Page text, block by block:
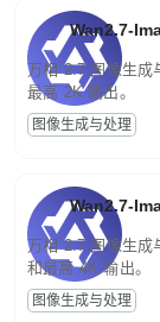
Wan2.7-
万相 2.7 图像生成
最高 2K 输出。
图像生成与处理
Wan2.7-
万相 2.7 图像生成
和最高 4K 输出。
图像生成与处理